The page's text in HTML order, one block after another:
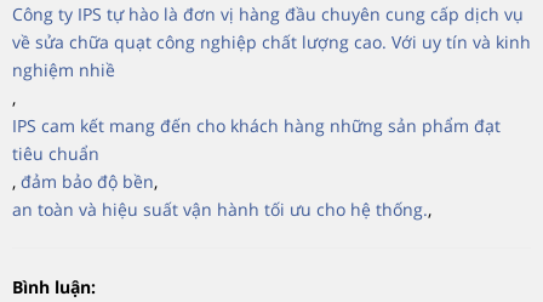
Công ty IPS tự hào là đơn vị hàng đầu chuyên cung cấp dịch vụ
về sửa chữa quạt công nghiệp chất lượng cao. Với uy tín và kinh
nghiệm nhiề
,
IPS cam kết mang đến cho khách hàng những sản phẩm đạt
tiêu chuẩn
, đảm bảo độ bền,
an toàn và hiệu suất vận hành tối ưu cho hệ thống.,
Bình luận: